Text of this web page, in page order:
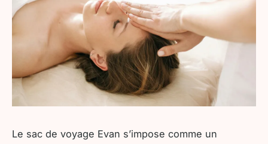
Le sac de voyage Evan s’impose comme un